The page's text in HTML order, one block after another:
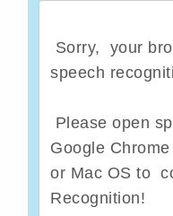
Sorry,  your
Please open
Google
or Mac OS to